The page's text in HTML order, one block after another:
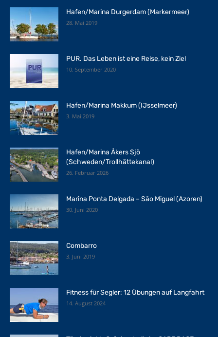
Hafen/Marina Durgerdam (Markermeer)
28. Mai 2019
PUR. Das Leben ist eine Reise, kein Ziel
10. September 2020
Hafen/Marina Makkum (IJsselmeer)
3. Mai 2019
Hafen/Marina Åkers Sjö
(Schweden/Trollhättekanal)
26. Februar 2026
Marina Ponta Delgada – São Miguel (Azoren)
30. Juni 2020
Combarro
3. Juni 2019
Fitness für Segler: 12 Übungen auf Langfahrt
14. August 2024